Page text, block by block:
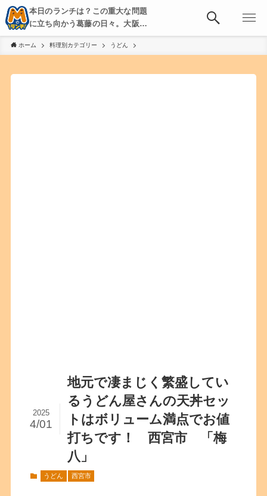
本日のランチは？この重大な問題
に立ち向かう葛藤の日々。大阪・
京都・神戸を中心とした食べ歩
き、飲み歩きを綴る。
ホーム 料理別カテゴリー うどん
地元で凄まじく繁盛してい
るうどん屋さんの天丼セッ
トはボリューム満点でお値
打ちです！ 西宮市 「梅
八」
2025
4/01
うどん 西宮市